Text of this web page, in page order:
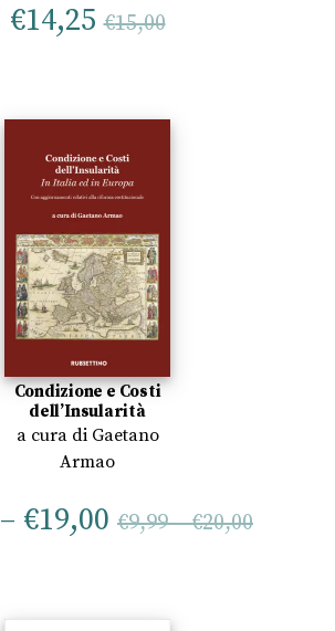
€14,25 €15,00
Condizione e Costi
dell’Insularità
a cura di Gaetano
Armao
– €19,00 €9,99–€20,00